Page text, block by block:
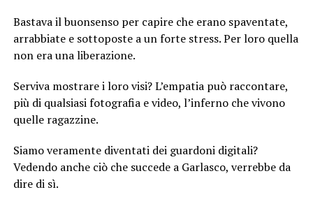
Bastava il buonsenso per capire che erano spaventate,
arrabbiate e sottoposte a un forte stress. Per loro quella
non era una liberazione.
Serviva mostrare i loro visi? L’empatia può raccontare,
più di qualsiasi fotografia e video, l’inferno che vivono
quelle ragazzine.
Siamo veramente diventati dei guardoni digitali?
Vedendo anche ciò che succede a Garlasco, verrebbe da
dire di sì.